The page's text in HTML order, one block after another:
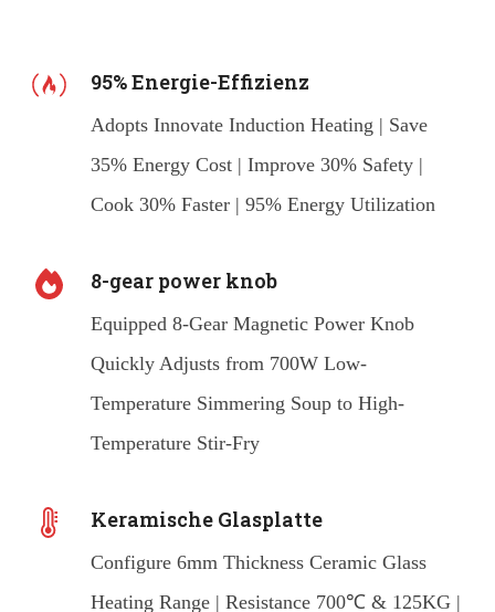
95% Energie-Effizienz
Adopts Innovate Induction Heating | Save
35% Energy Cost | Improve 30% Safety |
Cook 30% Faster | 95% Energy Utilization
8-gear power knob
Equipped 8-Gear Magnetic Power Knob
Quickly Adjusts from 700W Low-
Temperature Simmering Soup to High-
Temperature Stir-Fry
Keramische Glasplatte
Configure 6mm Thickness Ceramic Glass
Heating Range | Resistance 700℃ & 125KG |